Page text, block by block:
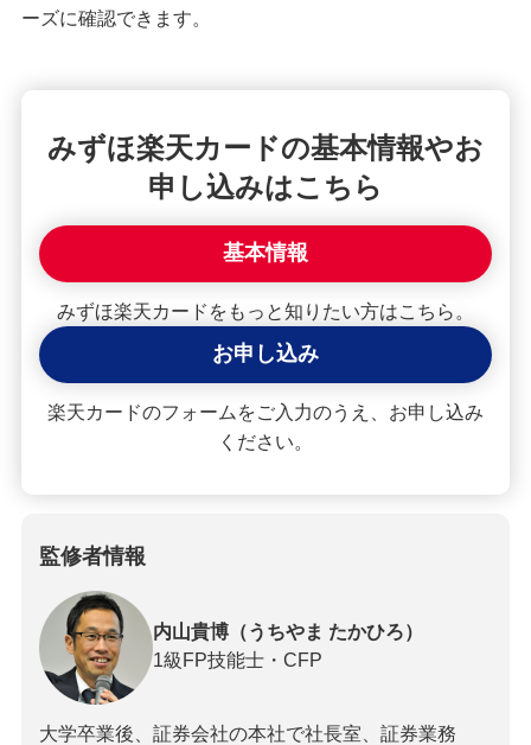
ーズに確認できます。
みずほ楽天カードの基本情報やお
申し込みはこちら
基本情報
みずほ楽天カードをもっと知りたい方はこちら。
お申し込み
楽天カードのフォームをご入力のうえ、お申し込み
ください。
監修者情報
内山貴博（うちやま たかひろ）
1級FP技能士・CFP
大学卒業後、証券会社の本社で社長室、証券業務